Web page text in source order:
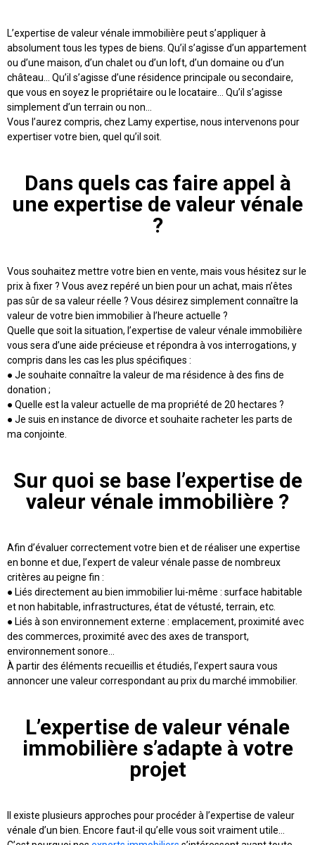
L’expertise de valeur vénale immobilière peut s’appliquer à
absolument tous les types de biens. Qu’il s’agisse d’un appartement
ou d’une maison, d’un chalet ou d’un loft, d’un domaine ou d’un
château… Qu’il s’agisse d’une résidence principale ou secondaire,
que vous en soyez le propriétaire ou le locataire… Qu’il s’agisse
simplement d’un terrain ou non…
Vous l’aurez compris, chez Lamy expertise, nous intervenons pour
expertiser votre bien, quel qu’il soit.
Dans quels cas faire appel à
une expertise de valeur vénale
?
Vous souhaitez mettre votre bien en vente, mais vous hésitez sur le
prix à fixer ? Vous avez repéré un bien pour un achat, mais n’êtes
pas sûr de sa valeur réelle ? Vous désirez simplement connaître la
valeur de votre bien immobilier à l’heure actuelle ?
Quelle que soit la situation, l’expertise de valeur vénale immobilière
vous sera d’une aide précieuse et répondra à vos interrogations, y
compris dans les cas les plus spécifiques :
● Je souhaite connaître la valeur de ma résidence à des fins de
donation ;
● Quelle est la valeur actuelle de ma propriété de 20 hectares ?
● Je suis en instance de divorce et souhaite racheter les parts de
ma conjointe.
Sur quoi se base l’expertise de
valeur vénale immobilière ?
Afin d’évaluer correctement votre bien et de réaliser une expertise
en bonne et due, l’expert de valeur vénale passe de nombreux
critères au peigne fin :
● Liés directement au bien immobilier lui-même : surface habitable
et non habitable, infrastructures, état de vétusté, terrain, etc.
● Liés à son environnement externe : emplacement, proximité avec
des commerces, proximité avec des axes de transport,
environnement sonore…
À partir des éléments recueillis et étudiés, l’expert saura vous
annoncer une valeur correspondant au prix du marché immobilier.
L’expertise de valeur vénale
immobilière s’adapte à votre
projet
Il existe plusieurs approches pour procéder à l’expertise de valeur
vénale d’un bien. Encore faut-il qu’elle vous soit vraiment utile…